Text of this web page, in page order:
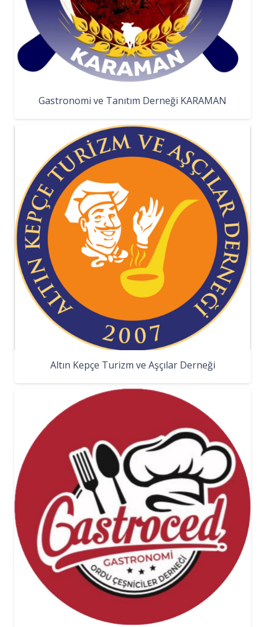
Gastronomi ve Tanıtım Derneği KARAMAN
Altın Kepçe Turizm ve Aşçılar Derneği